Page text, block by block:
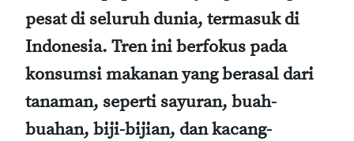
pesat di seluruh dunia, termasuk di
Indonesia. Tren ini berfokus pada
konsumsi makanan yang berasal dari
tanaman, seperti sayuran, buah-
buahan, biji-bijian, dan kacang-